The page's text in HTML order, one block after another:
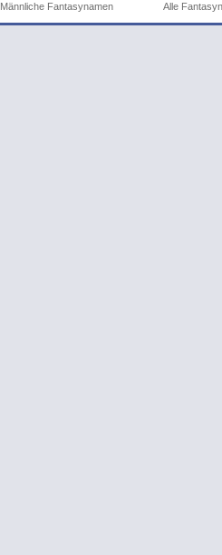
Männliche Fantasynamen Alle